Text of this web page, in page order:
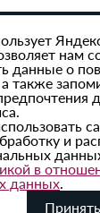
обработки
материалов
«Регион
нам
данные о
также
и
в
данных.
Принять